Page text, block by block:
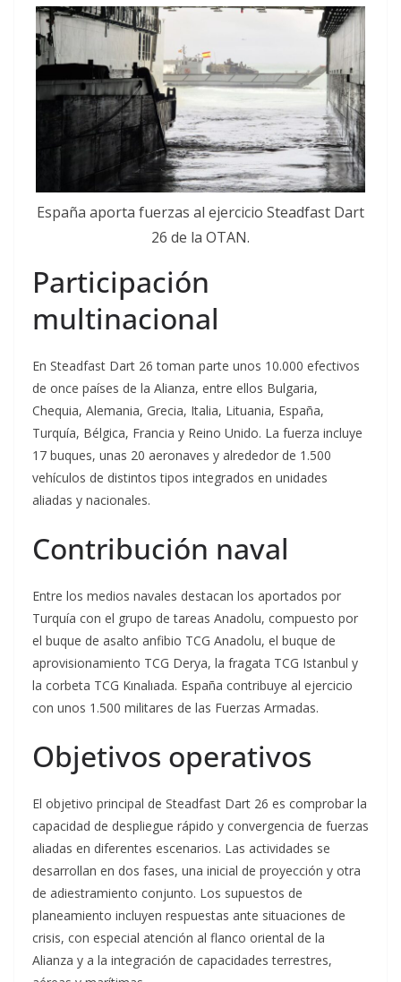
España aporta fuerzas al ejercicio Steadfast Dart
26 de la OTAN.
Participación
multinacional
En Steadfast Dart 26 toman parte unos 10.000 efectivos
de once países de la Alianza, entre ellos Bulgaria,
Chequia, Alemania, Grecia, Italia, Lituania, España,
Turquía, Bélgica, Francia y Reino Unido. La fuerza incluye
17 buques, unas 20 aeronaves y alrededor de 1.500
vehículos de distintos tipos integrados en unidades
aliadas y nacionales.
Contribución naval
Entre los medios navales destacan los aportados por
Turquía con el grupo de tareas Anadolu, compuesto por
el buque de asalto anfibio TCG Anadolu, el buque de
aprovisionamiento TCG Derya, la fragata TCG Istanbul y
la corbeta TCG Kınalıada. España contribuye al ejercicio
con unos 1.500 militares de las Fuerzas Armadas.
Objetivos operativos
El objetivo principal de Steadfast Dart 26 es comprobar la
capacidad de despliegue rápido y convergencia de fuerzas
aliadas en diferentes escenarios. Las actividades se
desarrollan en dos fases, una inicial de proyección y otra
de adiestramiento conjunto. Los supuestos de
planeamiento incluyen respuestas ante situaciones de
crisis, con especial atención al flanco oriental de la
Alianza y a la integración de capacidades terrestres,